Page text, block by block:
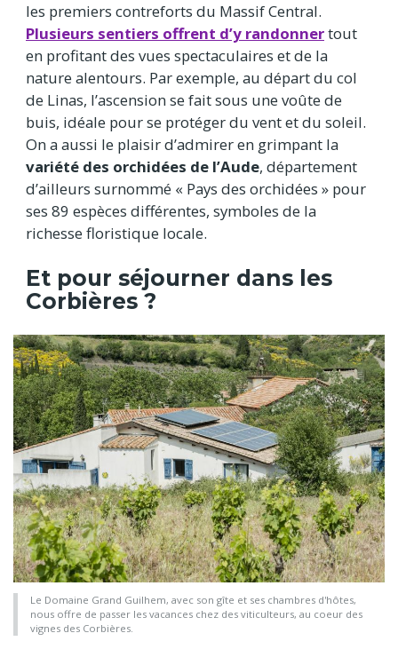
les premiers contreforts du Massif Central.
Plusieurs sentiers offrent d’y randonnertout
en profitant des vues spectaculaires et de la
nature alentours. Par exemple, au départ du col
de Linas, l’ascension se fait sous une voûte de
buis, idéale pour se protéger du vent et du soleil.
On a aussi le plaisir d’admirer en grimpant la
variété des orchidées de l’Aude, département
d’ailleurs surnommé « Pays des orchidées » pour
ses 89 espèces différentes, symboles de la
richesse floristique locale.
Et pour séjourner dans les
Corbières ?
Le Domaine Grand Guilhem, avec son gîte et ses chambres d'hôtes,
nous offre de passer les vacances chez des viticulteurs, au coeur des
vignes des Corbières.